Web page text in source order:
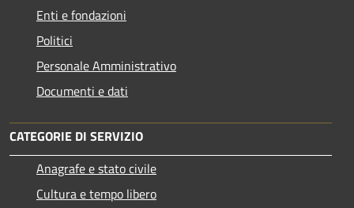
Enti e fondazioni
Politici
Personale Amministrativo
Documenti e dati
CATEGORIE DI SERVIZIO
Anagrafe e stato civile
Cultura e tempo libero